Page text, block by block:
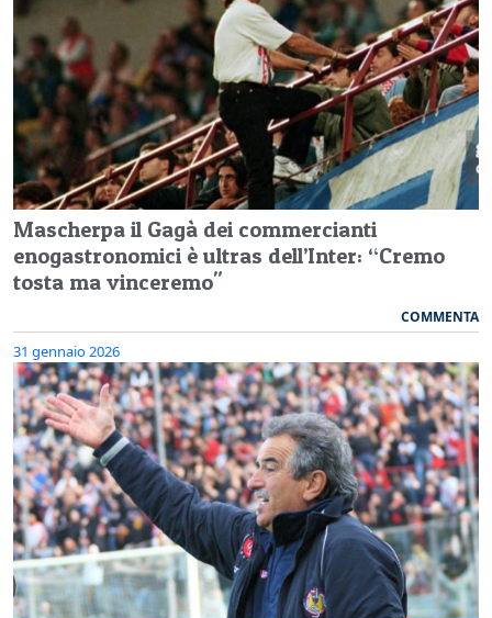
Mascherpa il Gagà dei commercianti
enogastronomici è ultras dell’Inter: “Cremo
tosta ma vinceremo"
COMMENTA
31 gennaio 2026